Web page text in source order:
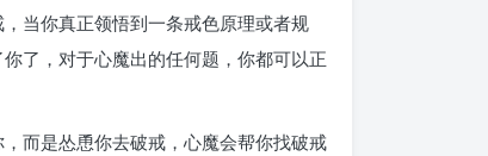
当你真正领悟到一条戒色原理或者规
了，对于心魔出的任何题，你都可以正
而是怂恿你去破戒，心魔会帮你找破戒